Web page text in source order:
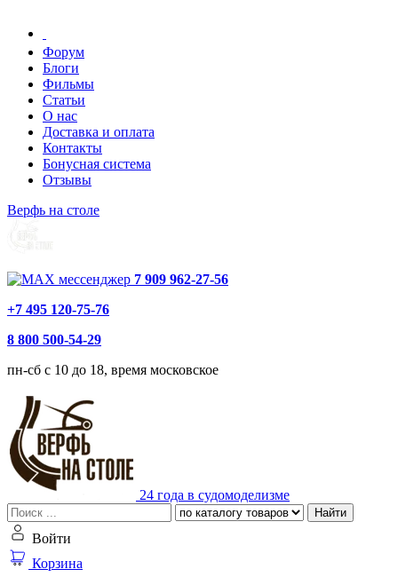
Форум
Блоги
Фильмы
Статьи
О нас
Доставка и оплата
Контакты
Бонусная система
Отзывы
Верфь на столе
7 909 962-27-56
+7 495 120-75-76
8 800 500-54-29
пн-сб с 10 до 18, время московское
24 года в судомоделизме
Найти
Войти
Корзина